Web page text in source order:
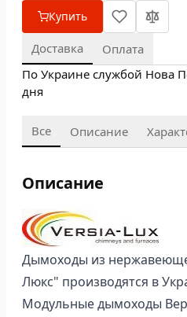
Купить
Доставка
Оплата
По Украине службой Нова
дня
Все Описание
Описание
Дымоходы из
Люкс" производятся в
Модульные дымоходы